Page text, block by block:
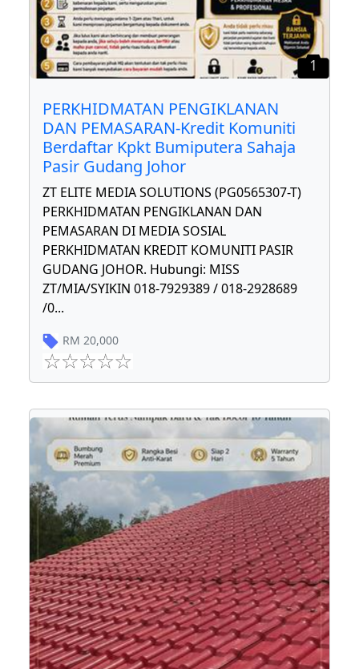
1
PERKHIDMATAN PENGIKLANAN
DAN PEMASARAN-Kredit Komuniti
Berdaftar Kpkt Bumiputera Sahaja
Pasir Gudang Johor
ZT ELITE MEDIA SOLUTIONS (PG0565307-T)
PERKHIDMATAN PENGIKLANAN DAN
PEMASARAN DI MEDIA SOSIAL
PERKHIDMATAN KREDIT KOMUNITI PASIR
GUDANG JOHOR. Hubungi: MISS
ZT/MIA/SYIKIN 018-7929389 / 018-2928689
/0...
RM 20,000